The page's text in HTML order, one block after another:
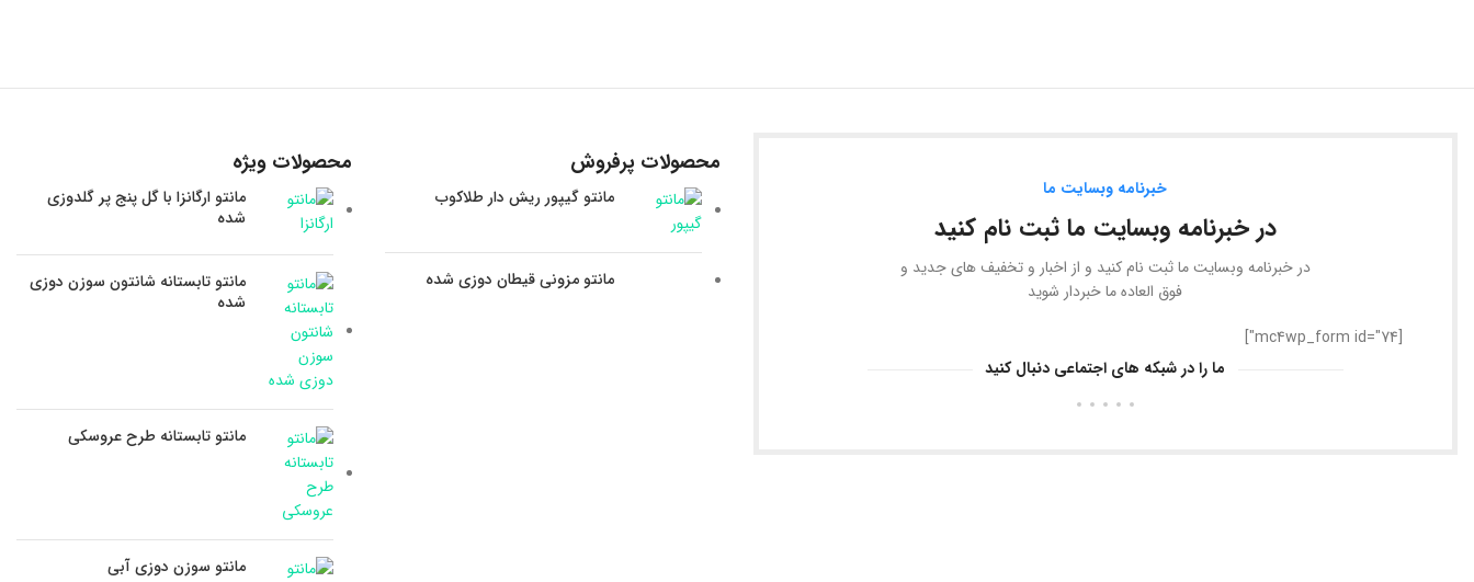
محصولات ویژه
مانتو ارگانزا با گل پنج پر گلدوزی
شده
مانتو تابستانه شانتون سوزن دوزی
شده
مانتو تابستانه طرح عروسکی
مانتو سوزن دوزی آبی
محصولات پرفروش
مانتو گیپور ریش دار طلاکوب
مانتو مزونی قیطان دوزی شده
خبرنامه وبسایت ما
در خبرنامه وبسایت ما ثبت نام کنید
در خبرنامه وبسایت ما ثبت نام کنید و از اخبار و تخفیف های جدید و
فوق العاده ما خبردار شوید
[mc4wp_form id="74"]
ما را در شبکه های اجتماعی دنبال کنید